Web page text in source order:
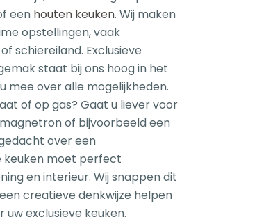
een houten keuken. Wij maken
opstellingen, vaak
of schiereiland. Exclusieve
staat bij ons hoog in het
mee over alle mogelijkheden.
of op gas? Gaat u liever voor
of bijvoorbeeld een
over een
keuken moet perfect
en interieur. Wij snappen dit
creatieve denkwijze helpen
exclusieve keuken.